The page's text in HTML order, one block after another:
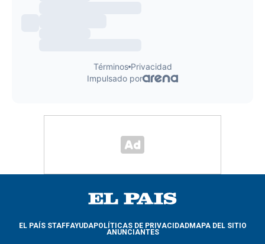
EL PAÍS STAFFAYUDAPOLÍTICAS DE PRIVACIDADMAPA DEL SITIO
ANUNCIANTES